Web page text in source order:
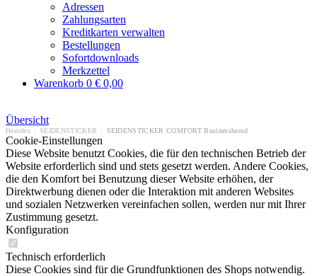
Adressen
Zahlungsarten
Kreditkarten verwalten
Bestellungen
Sofortdownloads
Merkzettel
Warenkorb 0 € 0,00
Übersicht
Hemden SEIDENSTICKER SEIDENSTICKER COMFORT Businesshemd
Cookie-Einstellungen
Diese Website benutzt Cookies, die für den technischen Betrieb der
Website erforderlich sind und stets gesetzt werden. Andere Cookies,
die den Komfort bei Benutzung dieser Website erhöhen, der
Direktwerbung dienen oder die Interaktion mit anderen Websites
und sozialen Netzwerken vereinfachen sollen, werden nur mit Ihrer
Zustimmung gesetzt.
Konfiguration
Technisch erforderlich
Diese Cookies sind für die Grundfunktionen des Shops notwendig.